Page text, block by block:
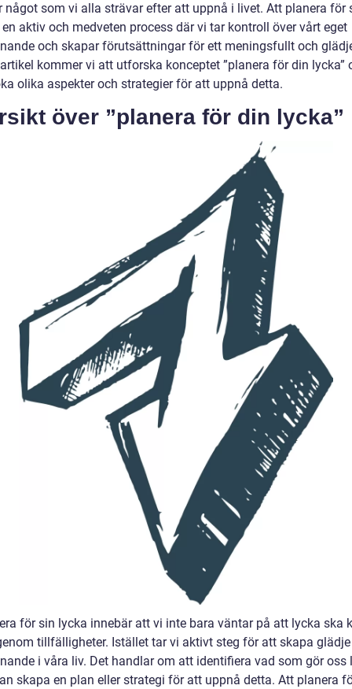
något som vi alla strävar efter att uppnå i livet. Att planera för
aktiv och medveten process där vi tar kontroll över vårt eget
och skapar förutsättningar för ett meningsfullt och
kommer vi att utforska konceptet ”planera för din lycka”
olika aspekter och strategier för att uppnå detta.
över ”planera för din lycka”
för sin lycka innebär att vi inte bara väntar på att lycka ska
tillfälligheter. Istället tar vi aktivt steg för att skapa
i våra liv. Det handlar om att identifiera vad som gör oss
skapa en plan eller strategi för att uppnå detta. Att planera